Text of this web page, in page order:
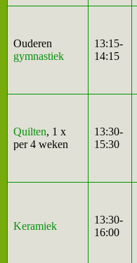
Ouderen
gymnastiek
13:15-
14:15
Quilten, 1 x
per 4 weken
13:30-
15:30
Keramiek
13:30-
16:00